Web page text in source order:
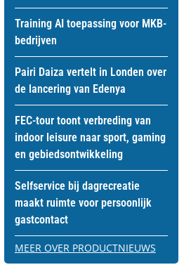
Training AI toepassing voor MKB-
bedrijven
Pairi Daiza vertelt in Londen over
de lancering van Edenya
FEC-tour toont verbreding van
indoor leisure naar sport, gaming
en gebiedsontwikkeling
Selfservice bij dagrecreatie
maakt ruimte voor persoonlijk
gastcontact
MEER OVER PRODUCTNIEUWS